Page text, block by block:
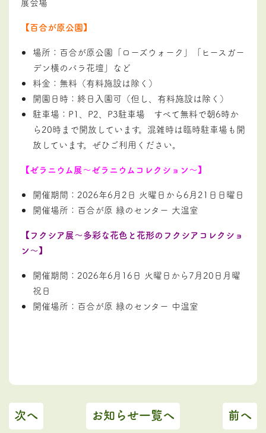
【百合が原公園】
場所：百合が原公園「ローズウォーク」「ヒースガー
デン横のバラ花壇」など
料金：無料（有料施設は除く）
開園日時：終日入園可（但し、有料施設は除く）
駐車場：P1、P2、P3駐車場 すべて無料で朝6時か
ら20時まで開放しています。混雑時は臨時駐車場も開
放しています。ぜひご利用ください。
【ゼラニウム展～ゼラニウムコレクション～】
開催期間：2026年6月2日 火曜日から6月21日日曜日
開催場所：百合が原 緑のセンター 大温室
【フクシア展～多彩な花色と花形のフクシアコレクショ
ン～】
開催期間：2026年6月16日 火曜日から7月20日月曜
祝日
開催場所：百合が原 緑のセンター 中温室
次へ お知らせ一覧へ 前へ